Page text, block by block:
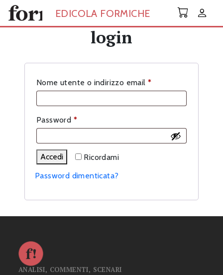
Skip to main content
EDICOLA FORMICHE
login
Nome utente o indirizzo email *Richiesto
Password *Richiesto
Ricordami
Accedi
Password dimenticata?
ANALISI, COMMENTI, SCENARI